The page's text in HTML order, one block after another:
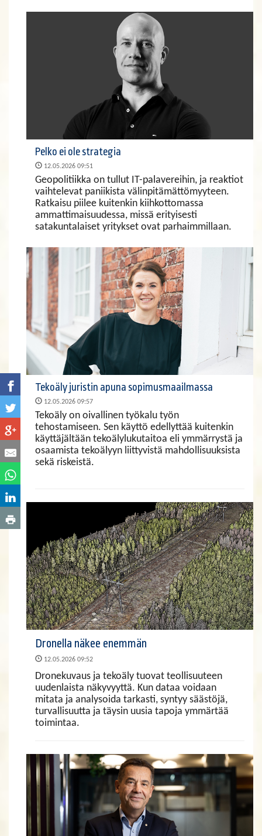
Pelko ei ole strategia
12.05.2026 09:51
Geopolitiikka on tullut IT-palavereihin, ja reaktiot
vaihtelevat paniikista välinpitämättömyyteen.
Ratkaisu piilee kuitenkin kiihkottomassa
ammattimaisuudessa, missä erityisesti
satakuntalaiset yritykset ovat parhaimmillaan.
Tekoäly juristin apuna sopimusmaailmassa
12.05.2026 09:57
Tekoäly on oivallinen työkalu työn
tehostamiseen. Sen käyttö edellyttää kuitenkin
käyttäjältään tekoälylukutaitoa eli ymmärrystä ja
osaamista tekoälyyn liittyvistä mahdollisuuksista
sekä riskeistä.
Dronella näkee enemmän
12.05.2026 09:52
Dronekuvaus ja tekoäly tuovat teollisuuteen
uudenlaista näkyvyyttä. Kun dataa voidaan
mitata ja analysoida tarkasti, syntyy säästöjä,
turvallisuutta ja täysin uusia tapoja ymmärtää
toimintaa.